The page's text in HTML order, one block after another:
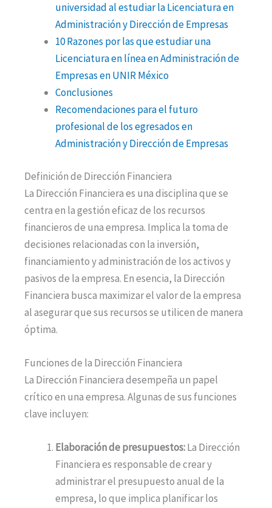
universidad al estudiar la Licenciatura en
Administración y Dirección de Empresas
10 Razones por las que estudiar una
Licenciatura en línea en Administración de
Empresas en UNIR México
Conclusiones
Recomendaciones para el futuro
profesional de los egresados en
Administración y Dirección de Empresas
Definición de Dirección Financiera
La Dirección Financiera es una disciplina que se
centra en la gestión eficaz de los recursos
financieros de una empresa. Implica la toma de
decisiones relacionadas con la inversión,
financiamiento y administración de los activos y
pasivos de la empresa. En esencia, la Dirección
Financiera busca maximizar el valor de la empresa
al asegurar que sus recursos se utilicen de manera
óptima.
Funciones de la Dirección Financiera
La Dirección Financiera desempeña un papel
crítico en una empresa. Algunas de sus funciones
clave incluyen:
Elaboración de presupuestos:La Dirección
Financiera es responsable de crear y
administrar el presupuesto anual de la
empresa, lo que implica planificar los